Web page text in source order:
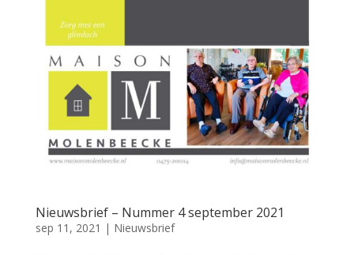
Nieuwsbrief – Nummer 4 september 2021
sep 11, 2021 | Nieuwsbrief